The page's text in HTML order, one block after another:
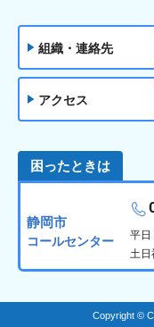
組織・連絡先
アクセス
困ったときは
静岡市
コールセンター
平日
土日
Copyright ©